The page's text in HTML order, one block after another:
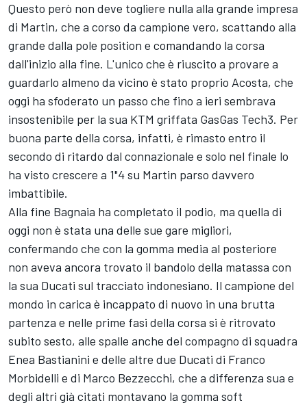
Questo però non deve togliere nulla alla grande impresa
di Martin, che a corso da campione vero, scattando alla
grande dalla pole position e comandando la corsa
dall'inizio alla fine. L'unico che è riuscito a provare a
guardarlo almeno da vicino è stato proprio Acosta, che
oggi ha sfoderato un passo che fino a ieri sembrava
insostenibile per la sua KTM griffata GasGas Tech3. Per
buona parte della corsa, infatti, è rimasto entro il
secondo di ritardo dal connazionale e solo nel finale lo
ha visto crescere a 1"4 su Martin parso davvero
imbattibile.
Alla fine Bagnaia ha completato il podio, ma quella di
oggi non è stata una delle sue gare migliori,
confermando che con la gomma media al posteriore
non aveva ancora trovato il bandolo della matassa con
la sua Ducati sul tracciato indonesiano. Il campione del
mondo in carica è incappato di nuovo in una brutta
partenza e nelle prime fasi della corsa si è ritrovato
subito sesto, alle spalle anche del compagno di squadra
Enea Bastianini e delle altre due Ducati di Franco
Morbidelli e di Marco Bezzecchi, che a differenza sua e
degli altri già citati montavano la gomma soft